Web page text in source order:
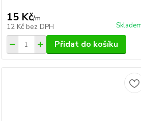
15 Kč/m
12 Kč bez DPH Skladem
Přidat do košíku